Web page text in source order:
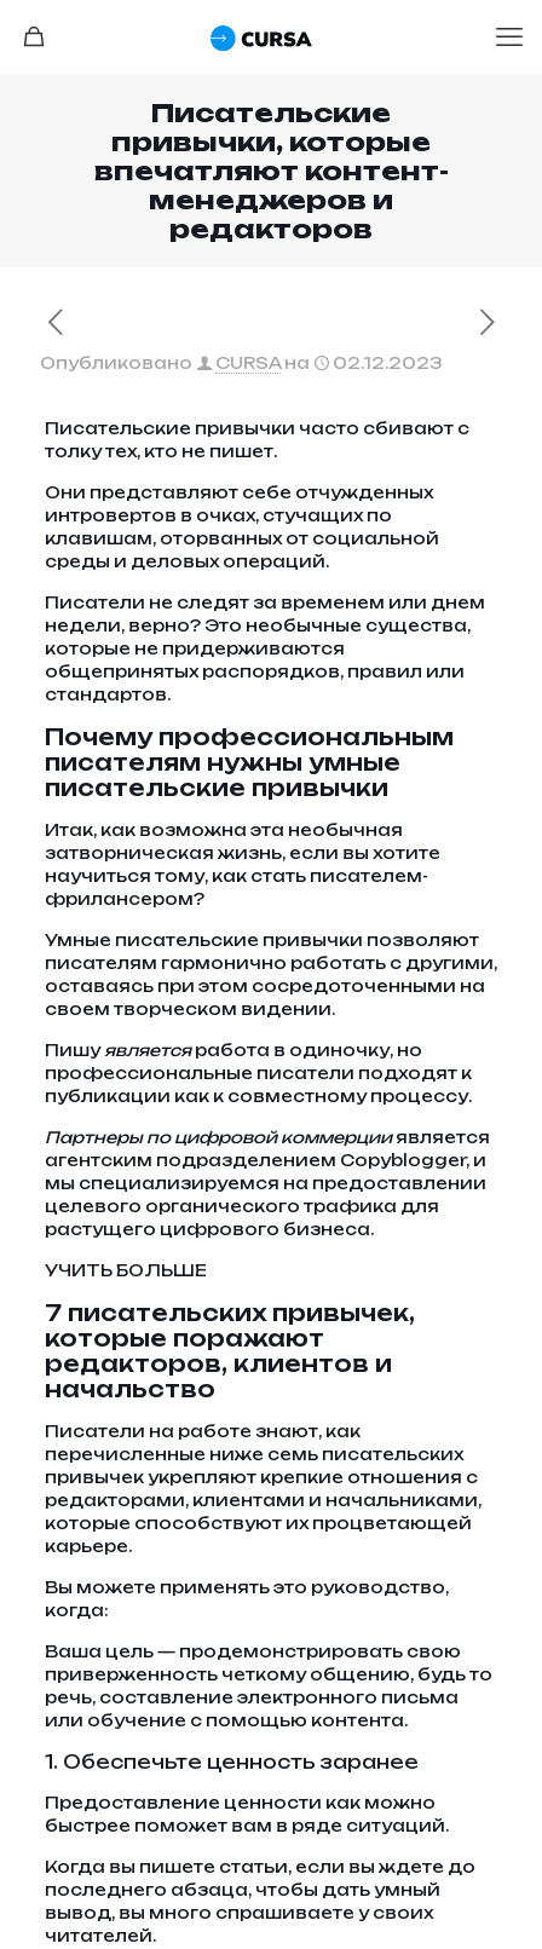
Писательские
привычки, которые
впечатляют контент-
менеджеров и
редакторов
Опубликовано CURSA на 02.12.2023
Писательские привычки часто сбивают с
толку тех, кто не пишет.
Они представляют себе отчужденных
интровертов в очках, стучащих по
клавишам, оторванных от социальной
среды и деловых операций.
Писатели не следят за временем или днем ​​
недели, верно? Это необычные существа,
которые не придерживаются
общепринятых распорядков, правил или
стандартов.
Почему профессиональным
писателям нужны умные
писательские привычки
Итак, как возможна эта необычная
затворническая жизнь, если вы хотите
научиться тому, как стать писателем-
фрилансером?
Умные писательские привычки позволяют
писателям гармонично работать с другими,
оставаясь при этом сосредоточенными на
своем творческом видении.
Пишуявляетсяработа в одиночку, но
профессиональные писатели подходят к
публикации как к совместному процессу.
Партнеры по цифровой коммерцииявляется
агентским подразделением Copyblogger, и
мы специализируемся на предоставлении
целевого органического трафика для
растущего цифрового бизнеса.
УЧИТЬ БОЛЬШЕ
7 писательских привычек,
которые поражают
редакторов, клиентов и
начальство
Писатели на работе знают, как
перечисленные ниже семь писательских
привычек укрепляют крепкие отношения с
редакторами, клиентами и начальниками,
которые способствуют их процветающей
карьере.
Вы можете применять это руководство,
когда:
Ваша цель — продемонстрировать свою
приверженность четкому общению, будь то
речь, составление электронного письма
или обучение с помощью контента.
1. Обеспечьте ценность заранее
Предоставление ценности как можно
быстрее поможет вам в ряде ситуаций.
Когда вы пишете статьи, если вы ждете до
последнего абзаца, чтобы дать умный
вывод, вы много спрашиваете у своих
читателей.